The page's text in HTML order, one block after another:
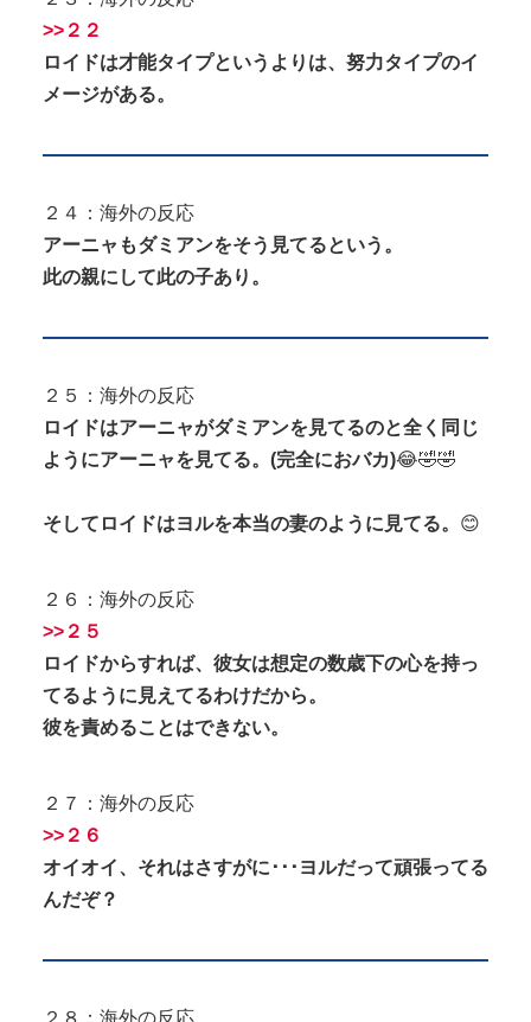
>>２２
ロイドは才能タイプというよりは、努力タイプのイ
メージがある。
２４：海外の反応
アーニャもダミアンをそう見てるという。
此の親にして此の子あり。
２５：海外の反応
ロイドはアーニャがダミアンを見てるのと全く同じ
ようにアーニャを見てる。(完全におバカ)😂🤣🤣
そしてロイドはヨルを本当の妻のように見てる。 😊
２６：海外の反応
>>２５
ロイドからすれば、彼女は想定の数歳下の心を持っ
てるように見えてるわけだから。
彼を責めることはできない。
２７：海外の反応
>>２６
オイオイ、それはさすがに･･･ヨルだって頑張ってる
んだぞ？